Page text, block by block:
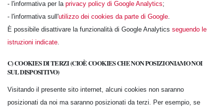
- l'informativa per la privacy policy di Google Analytics;
- l'informativa sull'utilizzo dei cookies da parte di Google.
È possibile disattivare la funzionalità di Google Analytics seguendo le
istruzioni indicate.
C) COOKIES DI TERZI (CIOÈ COOKIES CHE NON POSIZIONIAMO NOI
SUL DISPOSITIVO)
Visitando il presente sito internet, alcuni cookies non saranno
posizionati da noi ma saranno posizionati da terzi. Per esempio, se